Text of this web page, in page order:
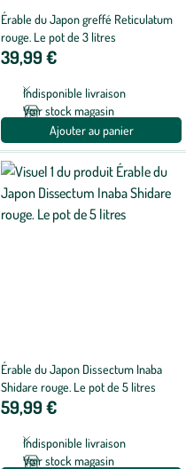
Érable du Japon greffé Reticulatum
rouge. Le pot de 3 litres
39,99 €
Indisponible livraison
Voir stock magasin
Ajouter au panier
Érable du Japon Dissectum Inaba
Shidare rouge. Le pot de 5 litres
59,99 €
Indisponible livraison
Voir stock magasin